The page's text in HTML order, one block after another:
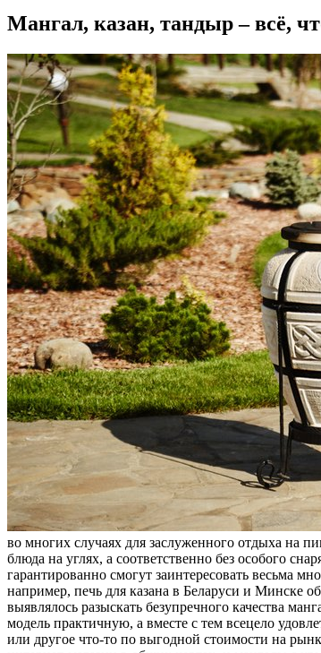
Мангал, казан, тандыр – всё,
во многих случаях для заслуженного отдыха на
блюда на углях, а соответственно без особого
гарантированно смогут заинтересовать весьма
например, печь для казана в Беларуси и Минске
выявлялось разыскать безупречного качества
модель практичную, а вместе с тем всецело
или другое что-то по выгодной стоимости на